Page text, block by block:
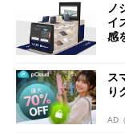
ノ
イ
感
ス
り
AD